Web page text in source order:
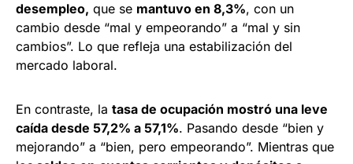
desempleo, que se mantuvo en 8,3%, con un
cambio desde “mal y empeorando” a “mal y sin
cambios”. Lo que refleja una estabilización del
mercado laboral.
En contraste, la tasa de ocupación mostró una leve
caída desde 57,2% a 57,1%. Pasando desde “bien y
mejorando” a “bien, pero empeorando”. Mientras que